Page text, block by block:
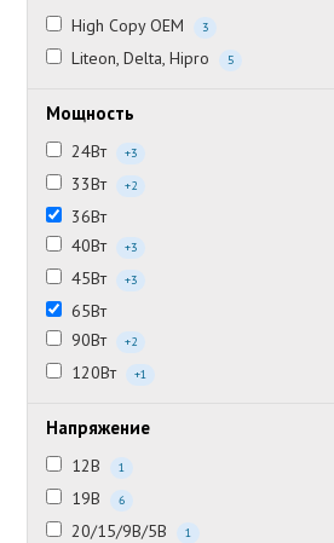
High Copy OEM 3
Liteon, Delta, Hipro 5
Мощность
24Вт +3
33Вт +2
36Вт
40Вт
+3
45Вт +3
65Вт
90Вт
+2
120Вт +1
Напряжение
12В 1
19В 6
20/15/9В/5В 1